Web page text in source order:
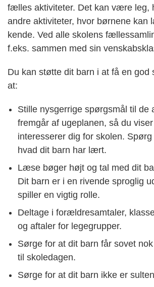
fælles aktiviteter. Det kan være leg,
andre aktiviteter, hvor børnene kan
kende. Ved alle skolens
f.eks. sammen med sin
Du kan støtte dit barn i at få en god
at:
Stille nysgerrige spørgsmål til de
fremgår af ugeplanen, så du
interesserer dig for skolen. Spørg
hvad dit barn har lært.
Læse bøger højt og tal med dit
Dit barn er i en rivende sproglig
spiller en vigtig rolle.
Deltage i forældresamtaler,
og aftaler for legegrupper.
Sørge for at dit barn får sovet
til skoledagen.
Sørge for at dit barn ikke er